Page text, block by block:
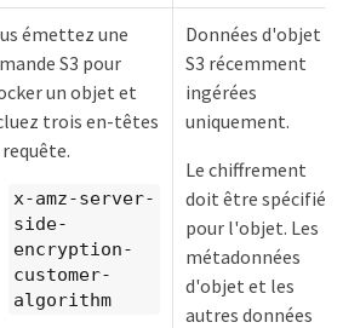
émettez une
S3 pour
un objet et
trois en-têtes
x-amz-server-
side-
encryption-
customer-
algorithm
Données d'objet
S3 récemment
ingérées
uniquement.
Le chiffrement
doit être spécifié
pour l'objet. Les
métadonnées
d'objet et les
autres données